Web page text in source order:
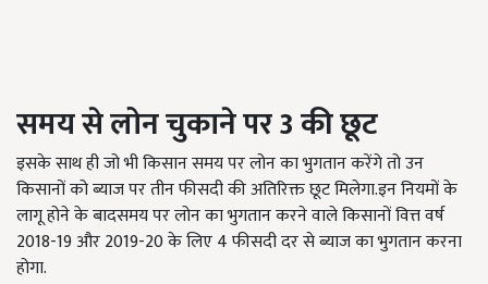
समय से लोन चुकाने पर 3 की छूट
इसके साथ ही जो भी किसान समय पर लोन का भुगतान करेंगे तो उन
किसानों को ब्याज पर तीन फीसदी की अतिरिक्त छूट मिलेगा.इन नियमों के
लागू होने के बादसमय पर लोन का भुगतान करने वाले किसानों वित्त वर्ष
2018-19 और 2019-20 के लिए 4 फीसदी दर से ब्याज का भुगतान करना
होगा.